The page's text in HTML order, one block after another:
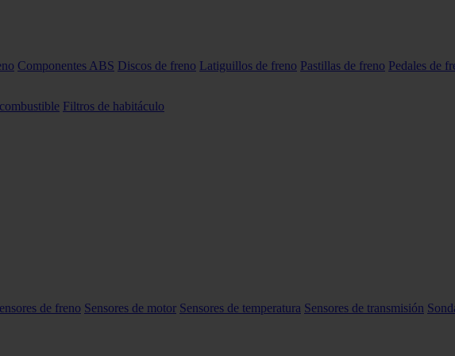
Componentes ABS Discos de freno Latiguillos de freno Pastillas de freno Pedales de
Filtros de habitáculo
de freno Sensores de motor Sensores de temperatura Sensores de transmisión